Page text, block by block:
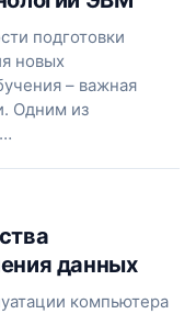
подготовки
новых
– важная
Одним из
данных
компьютера